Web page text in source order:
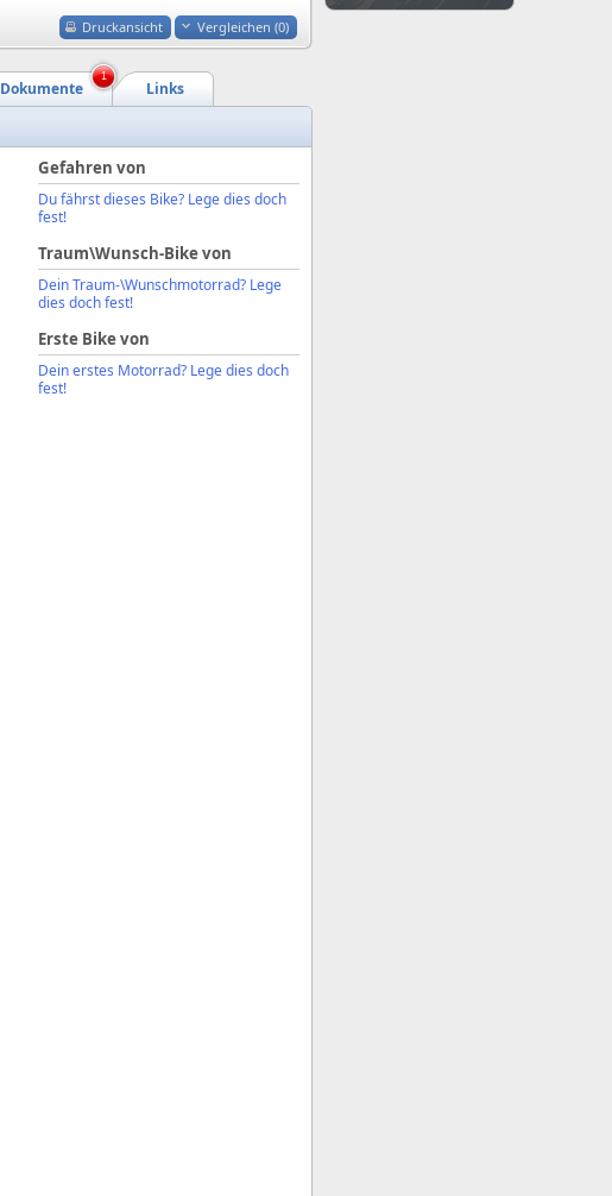
Druckansicht Vergleichen (0)
Links
Dokumente
1
Gefahren von
Du fährst dieses Bike? Lege dies doch
fest!
Traum\Wunsch-Bike von
Dein Traum-\Wunschmotorrad? Lege
dies doch fest!
Erste Bike von
Dein erstes Motorrad? Lege dies doch
fest!